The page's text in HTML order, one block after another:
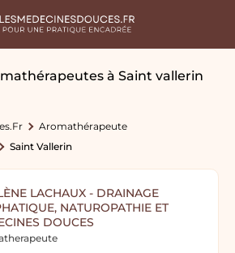
à Saint vallerin
Aromathérapeute
Saint Vallerin
LACHAUX - DRAINAGE
NATUROPATHIE ET
DOUCES